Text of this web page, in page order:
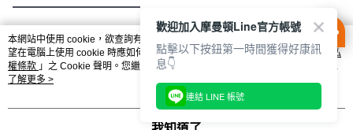
熱門標籤
本網站中使用 cookie，欲查詢有關本網站使用 cookie 方式之詳情，及若您不希
望在電腦上使用 cookie 時應如何變更電腦的 cookie 設定，請參閱本網站「
隱私
權條款 」之 Cookie 聲明。您繼續使用本網站即表示您同意本公司得按本網站使
用條款之 Cookie 聲明使用 cookie。
了解更多 >
歡迎加入摩曼頓Line官方帳號
點擊以下按鈕第一時間獲得好康訊
息👇
連結 LINE 帳號